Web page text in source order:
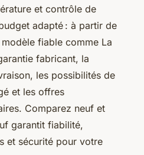
et contrôle de
adapté : à partir de
fiable comme La
fabricant, la
les possibilités de
et les offres
Comparez neuf et
garantit fiabilité,
et sécurité pour votre